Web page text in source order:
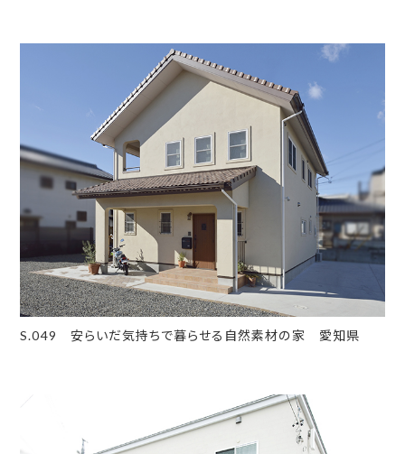
S.049 安らいだ気持ちで暮らせる自然素材の家 愛知県